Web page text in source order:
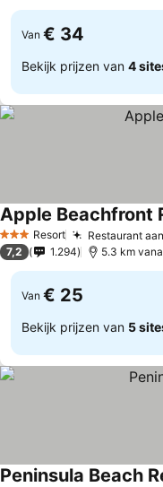
Van € 34
Bekijk prijzen van 4
3 SterrenResort Restaurant
Apple Beachfront
7,2 1.294 5.3 km
Van € 25
Bekijk prijzen van 5
Peninsula Beach